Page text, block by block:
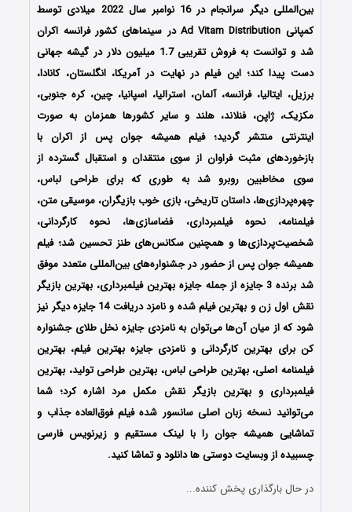
بین‌المللی دیگر سرانجام در 16 نوامبر سال 2022 میلادی توسط
کمپانی Ad Vitam Distribution در سینماهای کشور فرانسه اکران
شد و توانست به فروش تقریبی 1.7 میلیون دلار در گیشه جهانی
دست پیدا کند؛ این فیلم در نهایت در آمریکا، انگلستان، کانادا،
برزیل، ایتالیا، فرانسه، آلمان، استرالیا، اسپانیا، چین، کره جنوبی،
مکزیک، ژاپن، فنلاند، هلند و سایر کشورها همزمان به صورت
اینترنتی منتشر گردید؛ فیلم همیشه جوان پس از اکران با
بازخوردهای مثبت فراوان از سوی منتقدان و استقبال گسترده از
سوی مخاطبین روبرو شد به طوری که برای طراحی لباس،
چهره‌پردازی‌ها، داستان تاریخی، بازی خوب بازیگران، موسیقی متن،
فیلمنامه، نحوه فیلمبرداری، فضاسازی‌ها، نحوه کارگردانی،
شخصیت‌پردازی‌ها و همچنین سکانس‌های طنز تحسین شد؛ فیلم
همیشه جوان پس از حضور در جشنواره‌های بین‌المللی متعدد موفق
شد برنده 3 جایزه از جمله جایزه بهترین فیلمبرداری، بهترین بازیگر
نقش اول زن و بهترین فیلم شده و نامزد دریافت 14 جایزه دیگر نیز
شود که از میان آن‌ها می‌توان به نامزدی جایزه نخل طلای جشنواره
کن برای بهترین کارگردانی و نامزدی جایزه بهترین فیلم، بهترین
فیلمنامه اصلی، بهترین طراحی لباس، بهترین طراحی تولید، بهترین
فیلمبرداری و بهترین بازیگر نقش مکمل مرد اشاره کرد؛ شما
می‌توانید نسخه زبان اصلی سانسور شده فیلم فوق‌العاده جذاب و
تماشایی همیشه جوان را با ‌لینک مستقیم و زیرنویس فارسی
چسبیده از وبسایت دوستی ها دانلود و تماشا کنید.
در حال بارگذاری پخش کننده...